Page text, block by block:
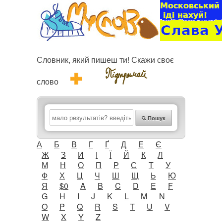
Словник, який пишеш ти! Скажи своє
слово
Пошук
А Б В Г Ґ Д Е
Є
Ж
З И І Ї Й К
Л
М
Н О П Р С Т
У
Ф
Х Ц Ч Ш Щ Ь
Ю
Я
$0 A B C D E
F
G
H I J K L M
N
O
P Q R S T U
V
W
X Y Z